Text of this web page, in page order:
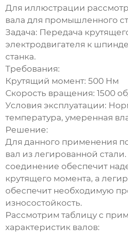
Для иллюстрации
вала для промышленного
Задача: Передача
электродвигателя к
станка.
Требования:
Крутящий момент: 500 Нм
Скорость вращения: 1500
Условия эксплуатации:
температура, умеренная
Решение:
Для данного применения
вал из легированной
соединение обеспечит
крутящего момента, а
обеспечит необходимую
износостойкость.
Рассмотрим таблицу с
характеристик валов: